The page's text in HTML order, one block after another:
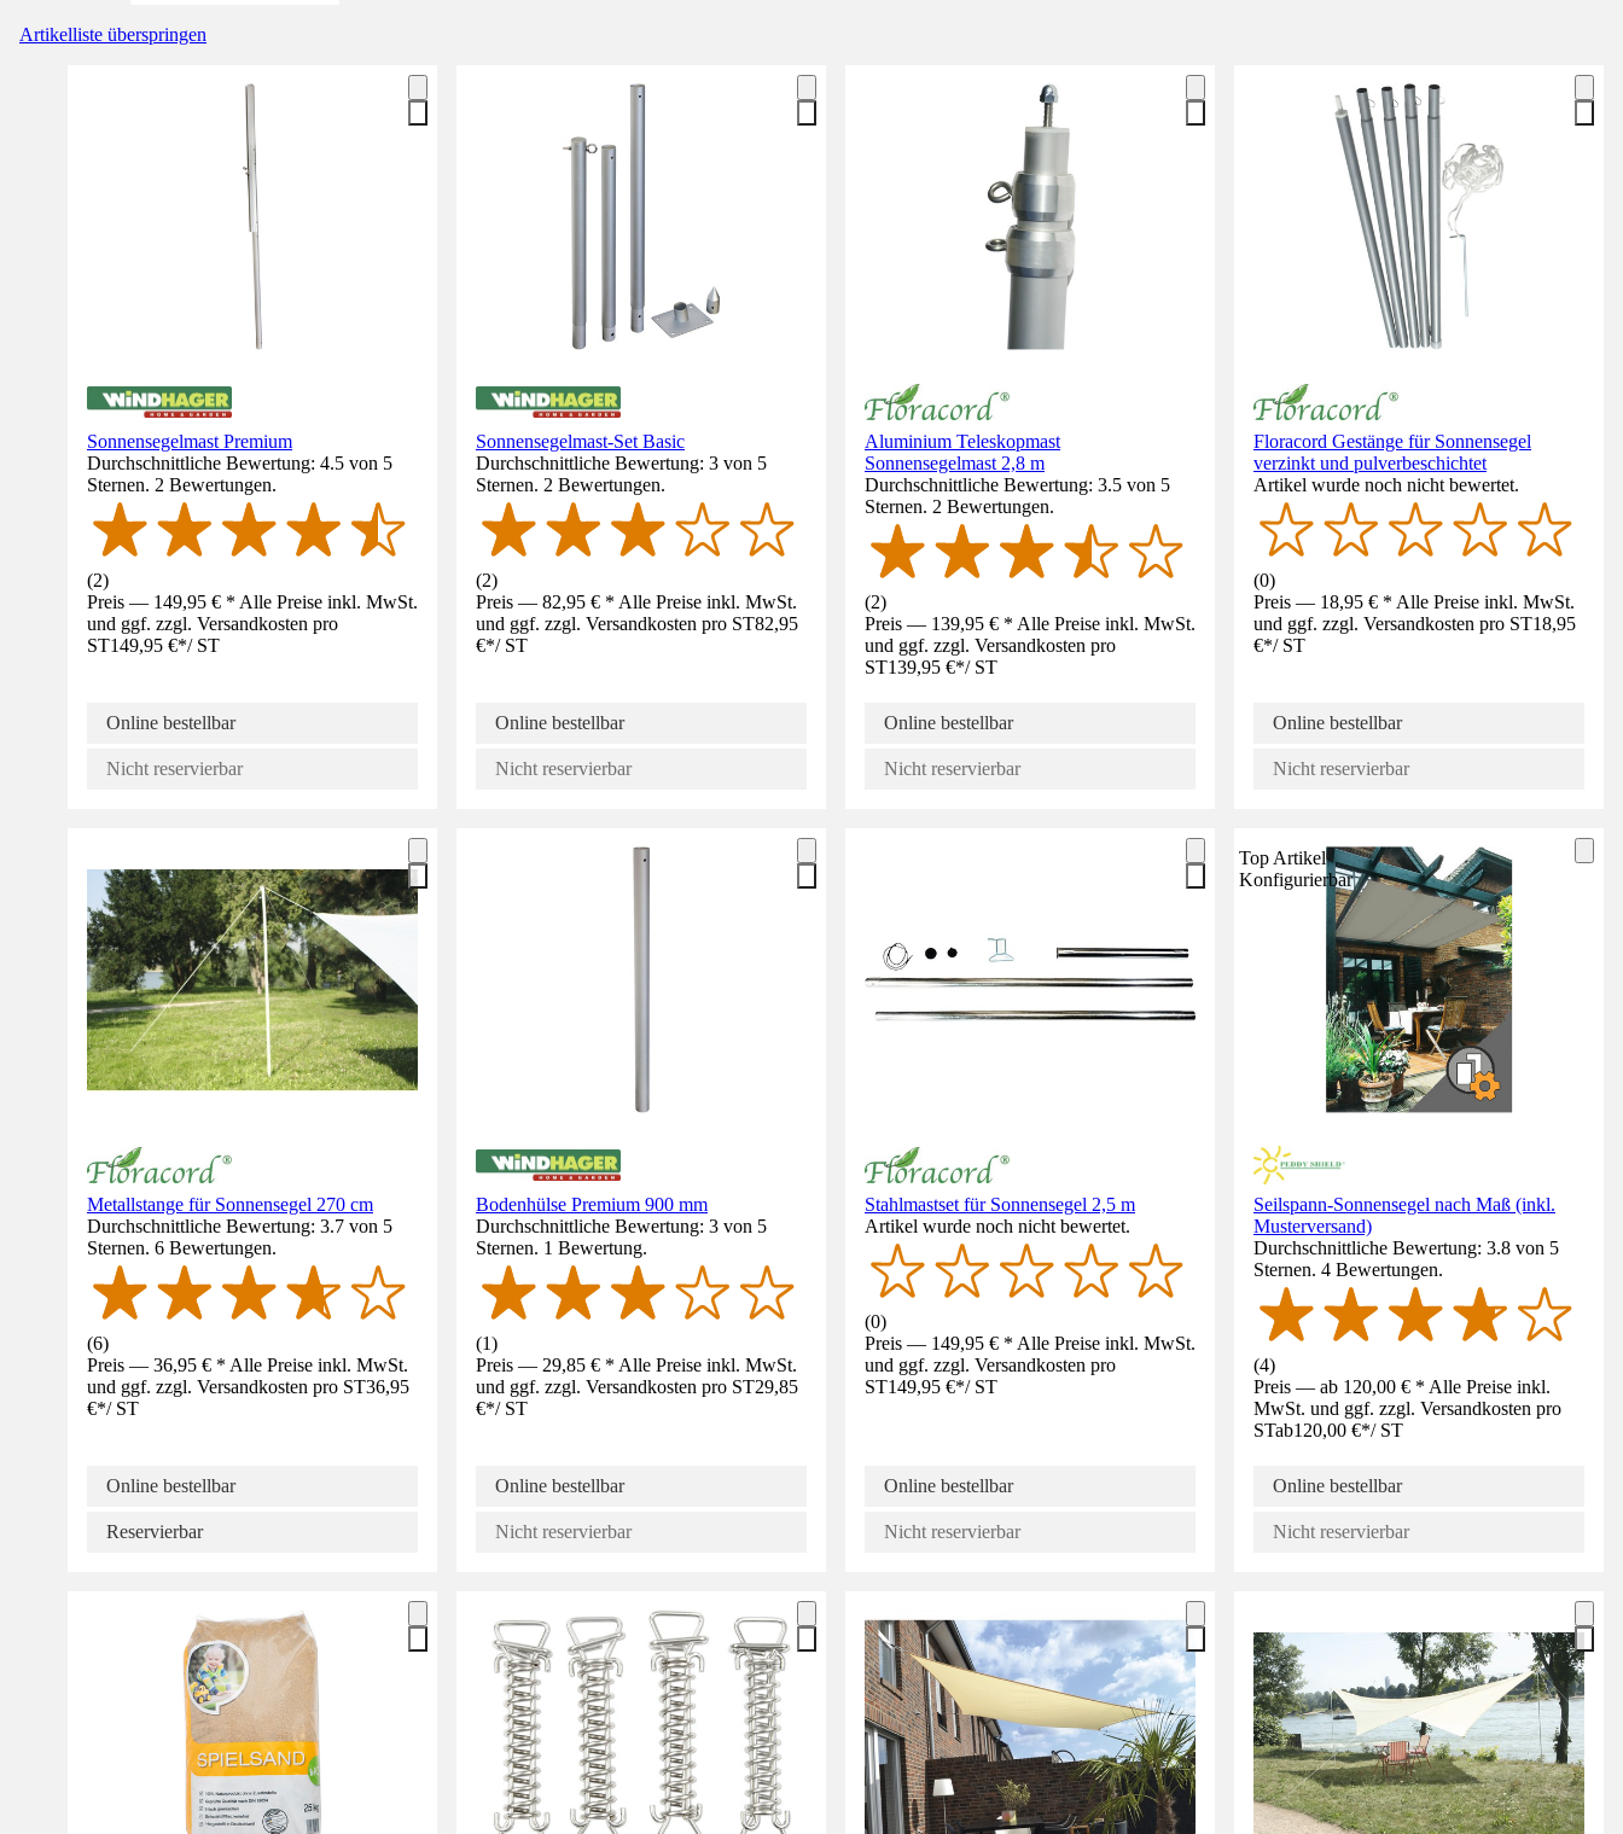
Artikelliste überspringen
Sonnensegelmast Premium
Durchschnittliche Bewertung: 4.5 von 5
Sternen. 2 Bewertungen.
(2)
Preis — 149,95 € * Alle Preise inkl. MwSt.
und ggf. zzgl. Versandkosten pro
ST149,95 €*/ ST
Online bestellbar
Nicht reservierbar
Sonnensegelmast-Set Basic
Durchschnittliche Bewertung: 3 von 5
Sternen. 2 Bewertungen.
(2)
Preis — 82,95 € * Alle Preise inkl. MwSt.
und ggf. zzgl. Versandkosten pro ST82,95
€*/ ST
Online bestellbar
Nicht reservierbar
Aluminium Teleskopmast
Sonnensegelmast 2,8 m
Durchschnittliche Bewertung: 3.5 von 5
Sternen. 2 Bewertungen.
(2)
Preis — 139,95 € * Alle Preise inkl. MwSt.
und ggf. zzgl. Versandkosten pro
ST139,95 €*/ ST
Online bestellbar
Nicht reservierbar
Floracord Gestänge für Sonnensegel
verzinkt und pulverbeschichtet
Artikel wurde noch nicht bewertet.
(0)
Preis — 18,95 € * Alle Preise inkl. MwSt.
und ggf. zzgl. Versandkosten pro ST18,95
€*/ ST
Online bestellbar
Nicht reservierbar
Metallstange für Sonnensegel 270 cm
Durchschnittliche Bewertung: 3.7 von 5
Sternen. 6 Bewertungen.
(6)
Preis — 36,95 € * Alle Preise inkl. MwSt.
und ggf. zzgl. Versandkosten pro ST36,95
€*/ ST
Online bestellbar
Reservierbar
Bodenhülse Premium 900 mm
Durchschnittliche Bewertung: 3 von 5
Sternen. 1 Bewertung.
(1)
Preis — 29,85 € * Alle Preise inkl. MwSt.
und ggf. zzgl. Versandkosten pro ST29,85
€*/ ST
Online bestellbar
Nicht reservierbar
Stahlmastset für Sonnensegel 2,5 m
Artikel wurde noch nicht bewertet.
(0)
Preis — 149,95 € * Alle Preise inkl. MwSt.
und ggf. zzgl. Versandkosten pro
ST149,95 €*/ ST
Online bestellbar
Nicht reservierbar
Top Artikel
Konfigurierbar
Seilspann-Sonnensegel nach Maß (inkl.
Musterversand)
Durchschnittliche Bewertung: 3.8 von 5
Sternen. 4 Bewertungen.
(4)
Preis — ab 120,00 € * Alle Preise inkl.
MwSt. und ggf. zzgl. Versandkosten pro
STab120,00 €*/ ST
Online bestellbar
Nicht reservierbar